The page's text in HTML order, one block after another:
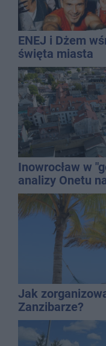
ENEJ i Dżem
święta miasta
Inowrocław w
analizy Onetu
najbardziej
Jak
Zanzibarze?